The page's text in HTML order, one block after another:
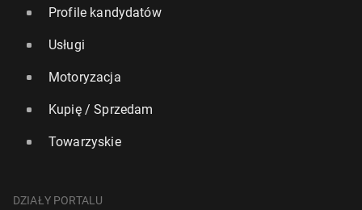
Profile kandydatów
Usługi
Motoryzacja
Kupię / Sprzedam
Towarzyskie
DZIAŁY PORTALU